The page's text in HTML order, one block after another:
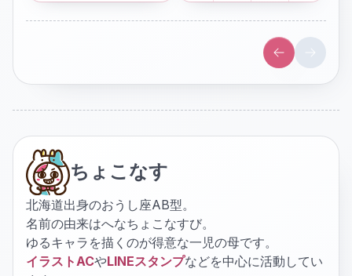
ちょこなす
北海道出身のおうし座AB型。
名前の由来はへなちょこなすび。
ゆるキャラを描くのが得意な一児の母です。
イラストACやLINEスタンプなどを中心に活動してい